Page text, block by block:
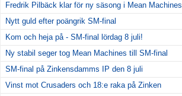
Fredrik Pilbäck klar för ny säsong i Mean Machines
Nytt guld efter poängrik SM-final
Kom och heja på - SM-final lördag 8 juli!
Ny stabil seger tog Mean Machines till SM-final
SM-final på Zinkensdamms IP den 8 juli
Vinst mot Crusaders och 18:e raka på Zinken